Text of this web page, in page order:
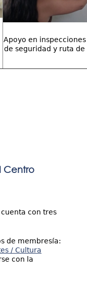
Apoyo en
de seguridad y ruta
Centro
con tres
de membresía:
/ Cultura
con la